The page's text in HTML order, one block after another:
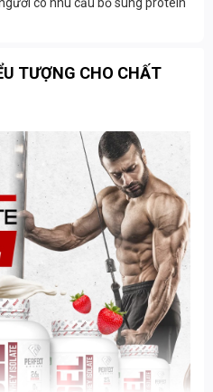
có nhu cầu bổ sung protein
TƯỢNG CHO CHẤT